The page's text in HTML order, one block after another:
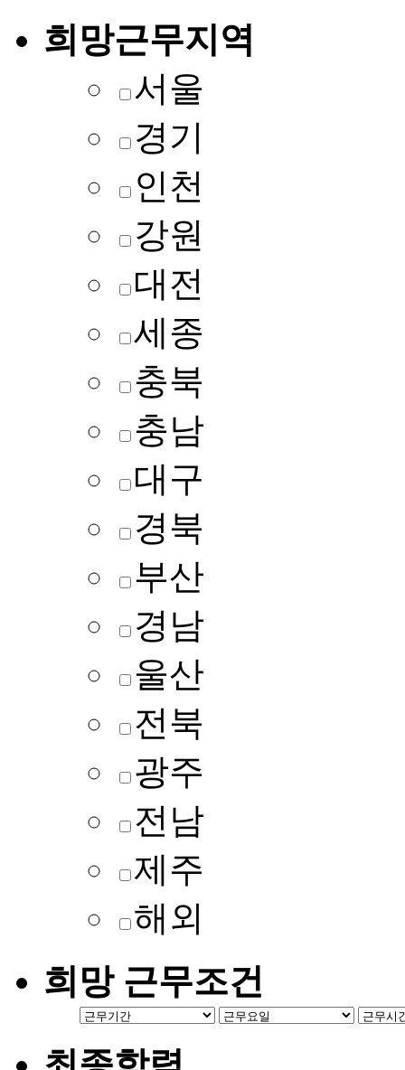
희망근무지역
서울
경기
인천
강원
대전
세종
충북
충남
대구
경북
부산
경남
울산
전북
광주
전남
제주
해외
희망 근무조건